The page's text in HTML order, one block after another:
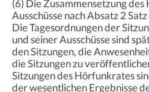
(6) Die Zusammensetzung
Ausschüsse nach Absatz 2
Die Tagesordnungen der
und seiner Ausschüsse sind
den Sitzungen, die
die Sitzungen zu
Sitzungen des Hörfunkrates
der wesentlichen Ergebnisse